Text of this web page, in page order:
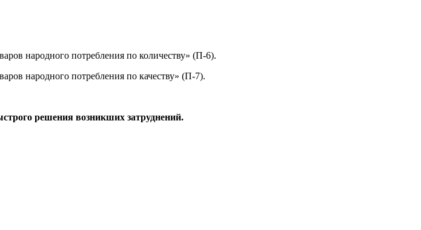
народного потребления по количеству» (П-6).
народного потребления по качеству» (П-7).
решения возникших затруднений.